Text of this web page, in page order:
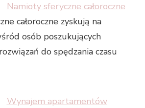
Namioty sferyczne całoroczne
całoroczne zyskują na
osób poszukujących
do spędzania czasu
Wynajem apartamentów